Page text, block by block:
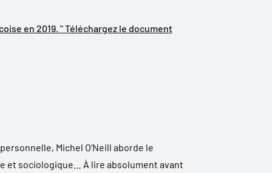
en 2019. " Téléchargez le document
Michel O’Neill aborde le
et sociologique… À lire absolument avant